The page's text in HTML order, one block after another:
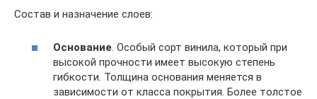
Состав и назначение слоев:
Основание . Особый сорт винила, который при
высокой прочности имеет высокую степень
гибкости. Толщина основания меняется в
зависимости от класса покрытия. Более толстое